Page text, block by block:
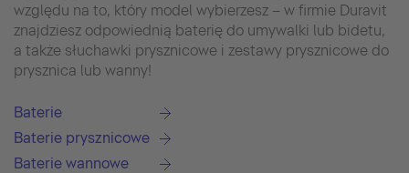
względu na to, który model wybierzesz – w firmie Duravit
znajdziesz odpowiednią baterię do umywalki lub bidetu,
a także słuchawki prysznicowe i zestawy prysznicowe do
prysznica lub wanny!
Baterie
Baterie prysznicowe
Baterie wannowe